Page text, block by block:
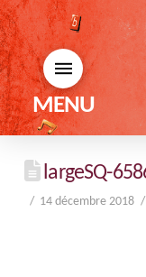
MENU
largeSQ-
14 décembre 2018